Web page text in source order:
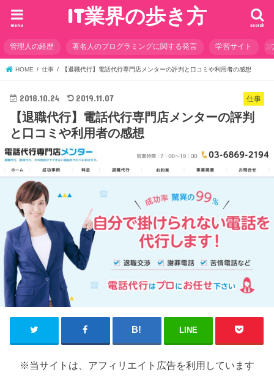
IT業界の歩き方 search
menu
管理人の経歴 著名人のプログラミングに関する発言 学習サイト
HOME 仕事 【退職代行】電話代行専門店メンターの評判と口コミや利用者の感想
仕事
2018.10.24 2019.11.07
【退職代行】電話代行専門店メンターの評判
と口コミや利用者の感想
LINE
※当サイトは、アフィリエイト広告を利用しています